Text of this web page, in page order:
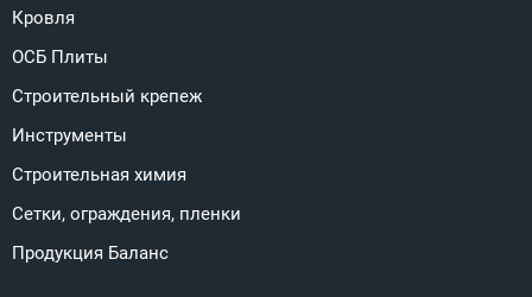
Кровля
ОСБ Плиты
Строительный крепеж
Инструменты
Строительная химия
Сетки, ограждения, пленки
Продукция Баланс